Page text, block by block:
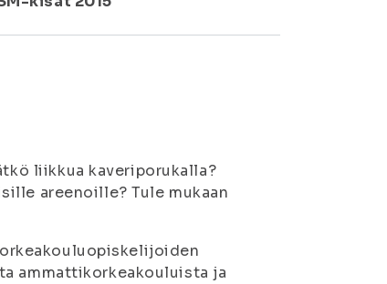
liikkua kaveriporukalla?
areenoille? Tule mukaan
ammattikorkeakouluista ja